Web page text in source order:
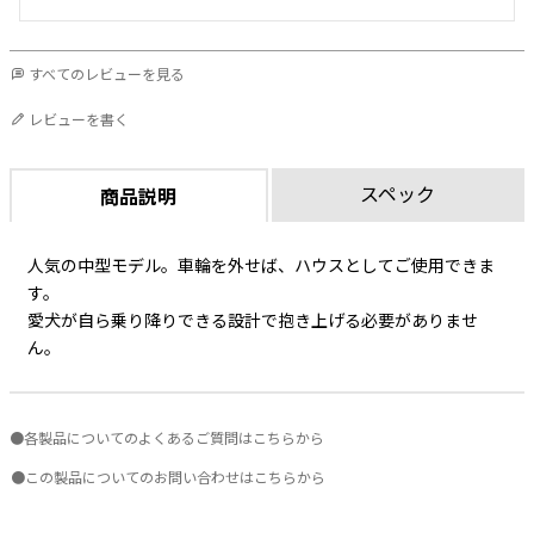
すべてのレビューを見る
レビューを書く
商品説明
人気の中型モデル。車輪を外せば、ハウスとしてご使用できま
す。
愛犬が自ら乗り降りできる設計で抱き上げる必要がありませ
ん。
スペック
●各製品についてのよくあるご質問はこちらから
●この製品についてのお問い合わせはこちらから